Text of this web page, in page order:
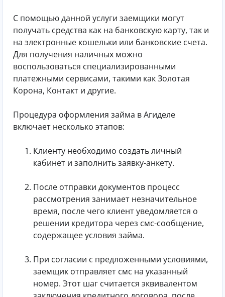
С помощью данной услуги заемщики могут
получать средства как на банковскую карту, так и
на электронные кошельки или банковские счета.
Для получения наличных можно
воспользоваться специализированными
платежными сервисами, такими как Золотая
Корона, Контакт и другие.
Процедура оформления займа в Агиделе
включает несколько этапов:
Клиенту необходимо создать личный
кабинет и заполнить заявку-анкету.
После отправки документов процесс
рассмотрения занимает незначительное
время, после чего клиент уведомляется о
решении кредитора через смс-сообщение,
содержащее условия займа.
При согласии с предложенными условиями,
заемщик отправляет смс на указанный
номер. Этот шаг считается эквивалентом